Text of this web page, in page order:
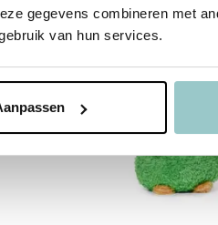
gegevens combineren met
van hun services.